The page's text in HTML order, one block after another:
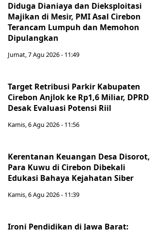
Diduga Dianiaya dan Dieksploitasi
Majikan di Mesir, PMI Asal Cirebon
Terancam Lumpuh dan Memohon
Dipulangkan
Jumat, 7 Agu 2026 - 11:49
Target Retribusi Parkir Kabupaten
Cirebon Anjlok ke Rp1,6 Miliar, DPRD
Desak Evaluasi Potensi Riil
Kamis, 6 Agu 2026 - 11:56
Kerentanan Keuangan Desa Disorot,
Para Kuwu di Cirebon Dibekali
Edukasi Bahaya Kejahatan Siber
Kamis, 6 Agu 2026 - 11:39
Ironi Pendidikan di Jawa Barat: